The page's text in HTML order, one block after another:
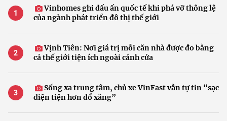
Vinhomes ghi dấu ấn quốc tế khi phá vỡ thông lệ
của ngành phát triển đô thị thế giới
Vịnh Tiên: Nơi giá trị mỗi căn nhà được đo bằng
cả thế giới tiện ích ngoài cánh cửa
Sống xa trung tâm, chủ xe VinFast vẫn tự tin “sạc
điện tiện hơn đổ xăng”